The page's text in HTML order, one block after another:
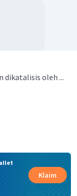
dikatalisis oleh ...
Klaim